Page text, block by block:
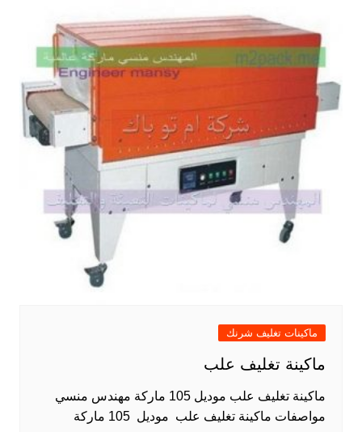
ماكينات تغليف شرنك
ماكينة تغليف علب
ماكينة تغليف علب موديل 105 ماركة مهندس منسي
مواصفات ماكينة تغليف علب موديل 105 ماركة